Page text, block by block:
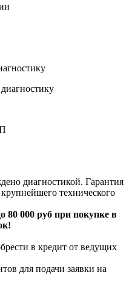
диагностикой. Гарантия
технического
80 000 руб при покупке в
в кредит от ведущих
для подачи заявки на